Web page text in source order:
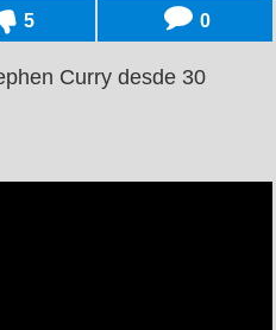
5 0
Curry desde 30